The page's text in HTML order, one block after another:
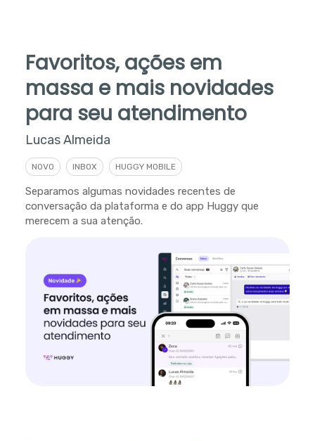
Favoritos, ações em
massa e mais novidades
para seu atendimento
Lucas Almeida
NOVO INBOX HUGGY MOBILE
Separamos algumas novidades recentes de
conversação da plataforma e do app Huggy que
merecem a sua atenção.